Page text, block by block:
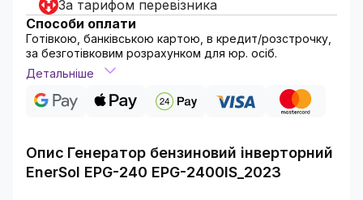
За тарифом перевізника
Способи оплати
Готівкою, банківською картою, в кредит/розстрочку,
за безготівковим розрахунком для юр. осіб.
Детальніше
Опис Генератор бензиновий інверторний
EnerSol EPG-240 EPG-2400IS_2023